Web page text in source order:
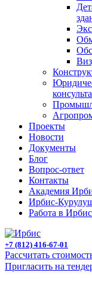
Проекты
Новости
Документы
Блог
Вопрос-ответ
Контакты
Академия
Ирбис-
Работа в Ирбис
+7 (812) 416-67-01
Рассчитать
Пригласить на